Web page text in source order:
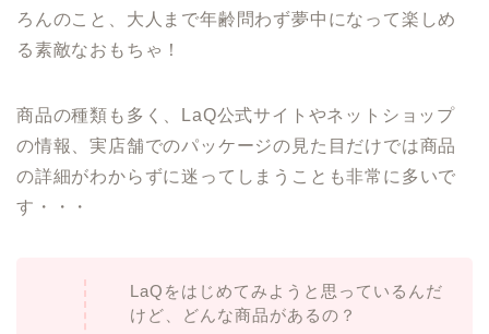
ろんのこと、大人まで年齢問わず夢中になって楽しめ
る素敵なおもちゃ！
商品の種類も多く、LaQ公式サイトやネットショップ
の情報、実店舗でのパッケージの見た目だけでは商品
の詳細がわからずに迷ってしまうことも非常に多いで
す・・・
LaQをはじめてみようと思っているんだ
けど、どんな商品があるの？